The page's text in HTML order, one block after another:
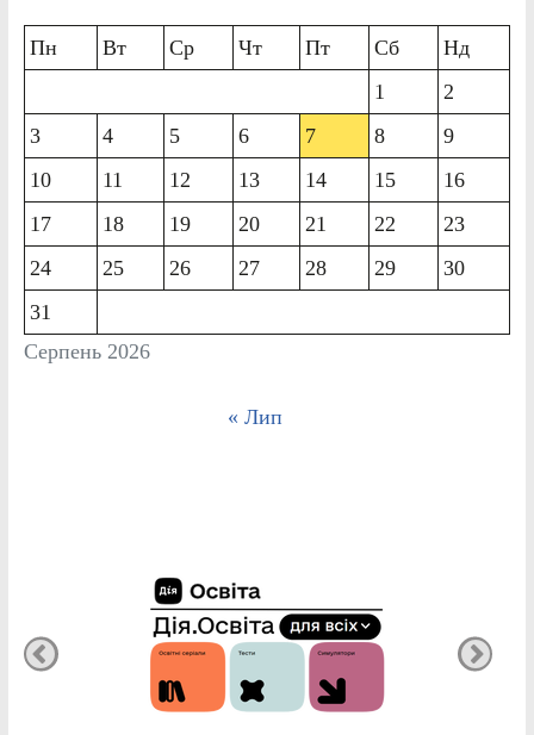
Серпень 2026
Пн Вт Ср Чт Пт Сб
Нд
1
2
3
4 5 6 7 8
9
10
11 12 13 14 15
16
17
18 19 20 21 22
23
24
25 26 27 28 29
30
31
« Лип